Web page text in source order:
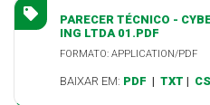
PARECER TÉCNICO -
ING LTDA 01.PDF
FORMATO: APPLICATION/PDF
BAIXAR EM: PDF | TXT |